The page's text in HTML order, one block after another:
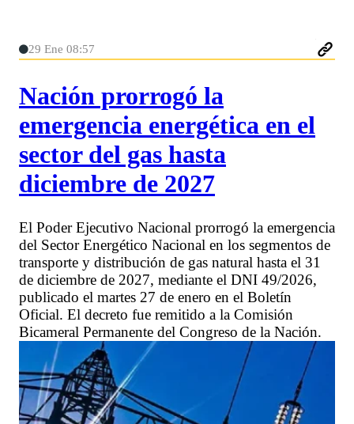
29 Ene 08:57
Nación prorrogó la
emergencia energética en el
sector del gas hasta
diciembre de 2027
El Poder Ejecutivo Nacional prorrogó la emergencia
del Sector Energético Nacional en los segmentos de
transporte y distribución de gas natural hasta el 31
de diciembre de 2027, mediante el DNI 49/2026,
publicado el martes 27 de enero en el Boletín
Oficial. El decreto fue remitido a la Comisión
Bicameral Permanente del Congreso de la Nación.